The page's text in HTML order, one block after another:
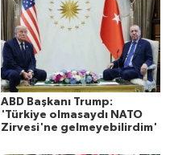
ABD Başkanı Trump:
'Türkiye olmasaydı NATO
Zirvesi'ne gelmeyebilirdim'